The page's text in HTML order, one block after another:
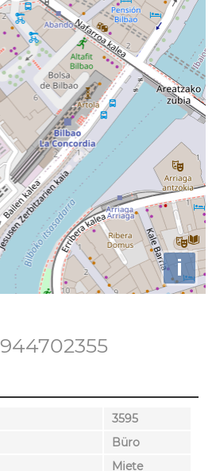
i
944702355
3595
Büro
Miete